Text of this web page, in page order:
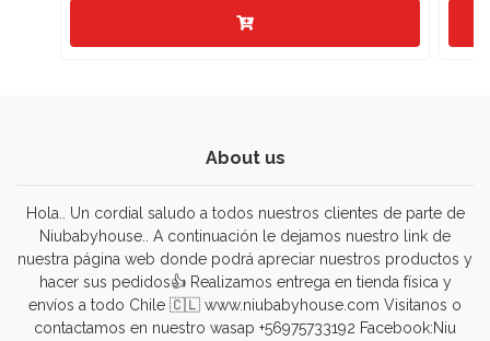
About us
Hola.. Un cordial saludo a todos nuestros clientes de parte de
Niubabyhouse.. A continuación le dejamos nuestro link de
nuestra página web donde podrá apreciar nuestros productos y
hacer sus pedidos👍 Realizamos entrega en tienda física y
envíos a todo Chile 🇨🇱 www.niubabyhouse.com Visitanos o
contactamos en nuestro wasap +56975733192 Facebook:Niu